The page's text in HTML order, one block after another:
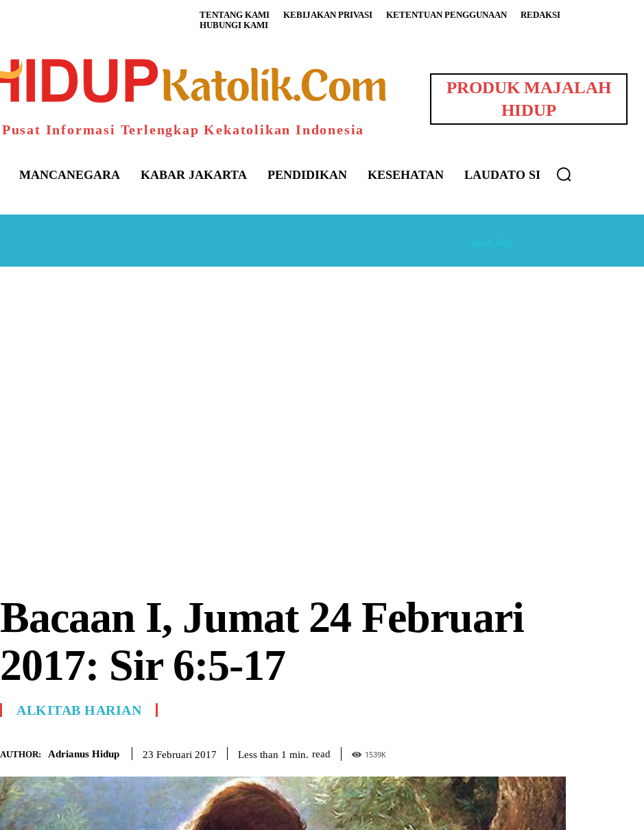
TENTANG KAMI KEBIJAKAN PRIVASI KETENTUAN PENGGUNAAN
REDAKSI
HUBUNGI KAMI
Pusat Informasi Terlengkap Kekatolikan Indonesia
PRODUK MAJALAH
HIDUP
MANCANEGARA KABAR JAKARTA PENDIDIKAN KESEHATAN LAUDATO SI
Bacaan I, Jumat 24 Februari
2017: Sir 6:5-17
ALKITAB HARIAN
AUTHOR: Adrianus Hidup 23 Februari 2017 Less than 1 min. read 1539K